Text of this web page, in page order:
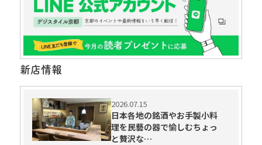
新店情報
2026.07.15
日本各地の銘酒やお手製小料
理を民藝の器で愉しむちょっ
と贅沢な…